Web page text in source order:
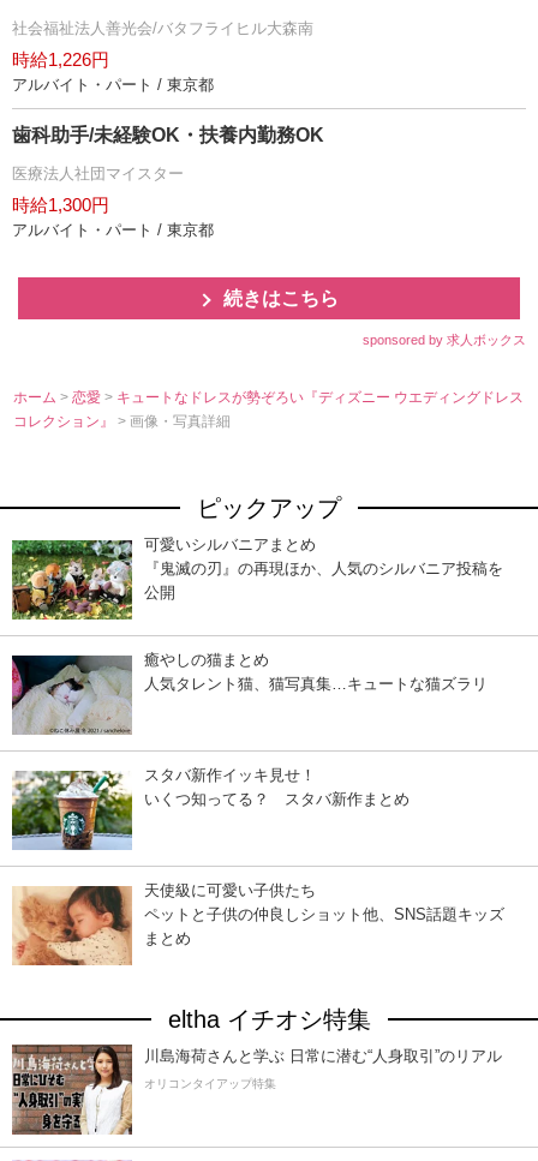
社会福祉法人善光会/バタフライヒル大森南
時給1,226円
アルバイト・パート / 東京都
歯科助手/未経験OK・扶養内勤務OK
医療法人社団マイスター
時給1,300円
アルバイト・パート / 東京都
続きはこちら
sponsored by 求人ボックス
ホーム >恋愛> キュートなドレスが勢ぞろい『ディズニー ウエディングドレス
コレクション』> 画像・写真詳細
ピックアップ
可愛いシルバニアまとめ
『鬼滅の刃』の再現ほか、人気のシルバニア投稿を
公開
癒やしの猫まとめ
人気タレント猫、猫写真集…キュートな猫ズラリ
スタバ新作イッキ見せ！
いくつ知ってる？ スタバ新作まとめ
天使級に可愛い子供たち
ペットと子供の仲良しショット他、SNS話題キッズ
まとめ
eltha イチオシ特集
川島海荷さんと学ぶ 日常に潜む“人身取引”のリアル
オリコンタイアップ特集